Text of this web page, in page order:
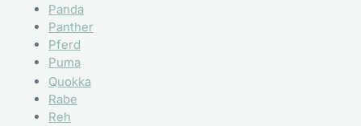
Panda
Panther
Pferd
Puma
Quokka
Rabe
Reh